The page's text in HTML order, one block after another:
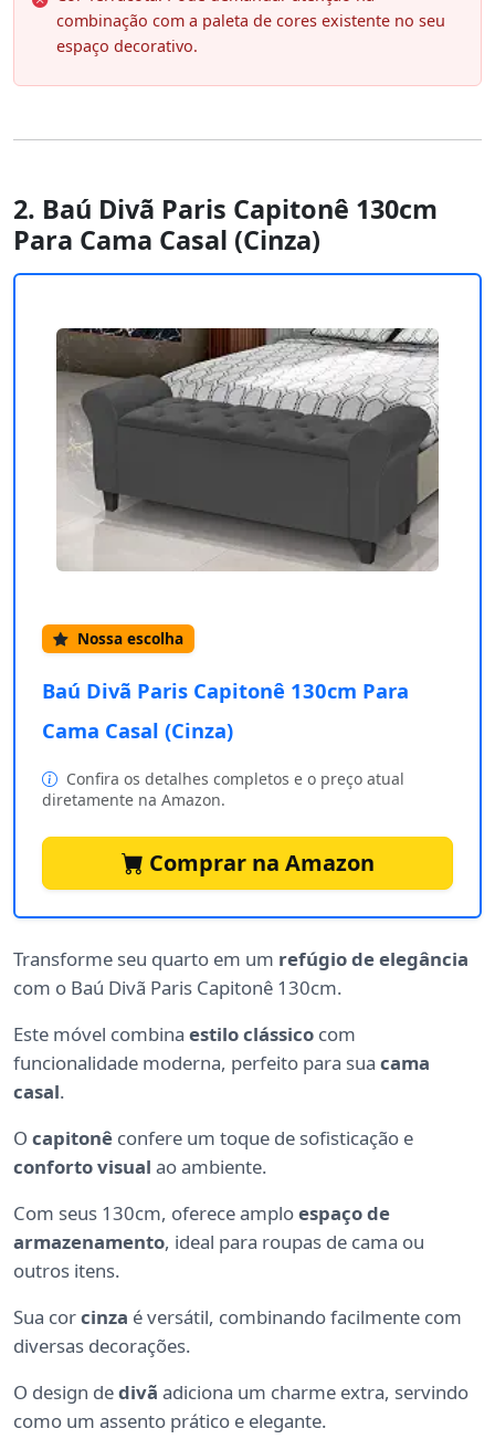
combinação com a paleta de cores existente no seu
espaço decorativo.
2. Baú Divã Paris Capitonê 130cm
Para Cama Casal (Cinza)
Nossa escolha
Baú Divã Paris Capitonê 130cm Para
Cama Casal (Cinza)
Confira os detalhes completos e o preço atual
diretamente na Amazon.
Comprar na Amazon
Transforme seu quarto em um refúgio de elegância
com o Baú Divã Paris Capitonê 130cm.
Este móvel combina estilo clássico com
funcionalidade moderna, perfeito para sua cama
casal.
O capitonê confere um toque de sofisticação e
conforto visual ao ambiente.
Com seus 130cm, oferece amploespaço de
armazenamento, ideal para roupas de cama ou
outros itens.
Sua corcinza é versátil, combinando facilmente com
diversas decorações.
O design dedivã adiciona um charme extra, servindo
como um assento prático e elegante.